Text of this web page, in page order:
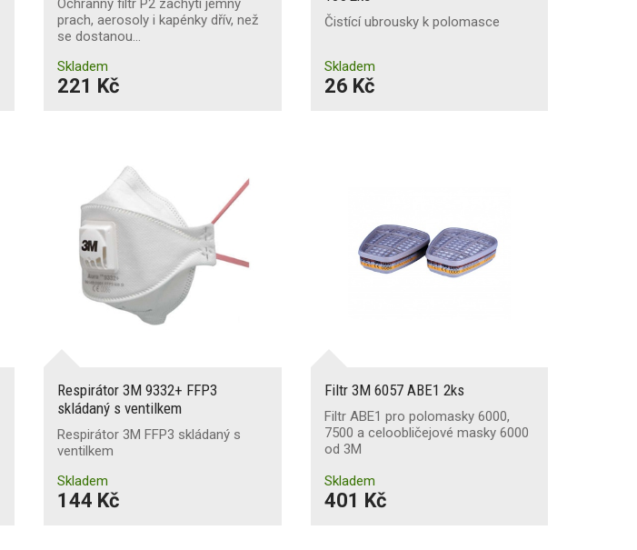
Ochranný filtr P2 zachytí jemný
prach, aerosoly i kapénky dřív, než
se dostanou…
Skladem
221 Kč
Čistící ubrousky k polomasce
Skladem
26 Kč
Respirátor 3M 9332+ FFP3
skládaný s ventilkem
Respirátor 3M FFP3 skládaný s
ventilkem
Skladem
144 Kč
Filtr 3M 6057 ABE1 2ks
Filtr ABE1 pro polomasky 6000,
7500 a celoobličejové masky 6000
od 3M
Skladem
401 Kč